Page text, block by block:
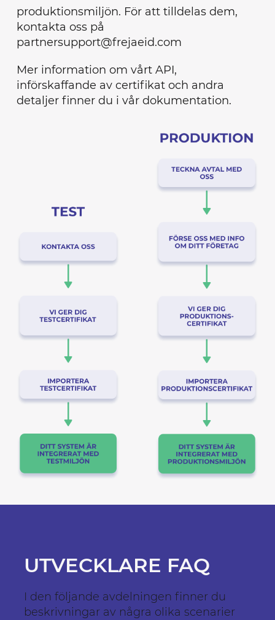
produktionsmiljön. För att tilldelas dem,
kontakta oss på
partnersupport@frejaeid.com
Mer information om vårt API,
införskaffande av certifikat och andra
detaljer finner du i vår dokumentation.
UTVECKLARE FAQ
I den följande avdelningen finner du
beskrivningar av några olika scenarier